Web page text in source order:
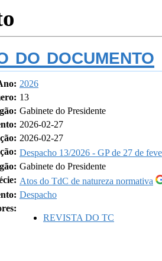
do documento
2026
13
Gabinete do Presidente
2026-02-27
2026-02-27
Despacho 13/2026 - GP de 27 de
Gabinete do Presidente
Atos do TdC de natureza normativa
Despacho
REVISTA DO TC